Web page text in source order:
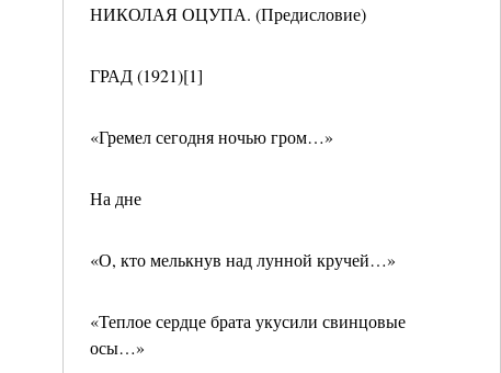
НИКОЛАЯ ОЦУПА. (Предисловие)
ГРАД (1921)[1]
«Гремел сегодня ночью гром…»
На дне
«О, кто мелькнув над лунной кручей…»
«Теплое сердце брата укусили свинцовые
осы…»